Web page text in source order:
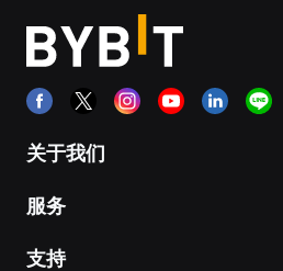
关于我们
服务
支持